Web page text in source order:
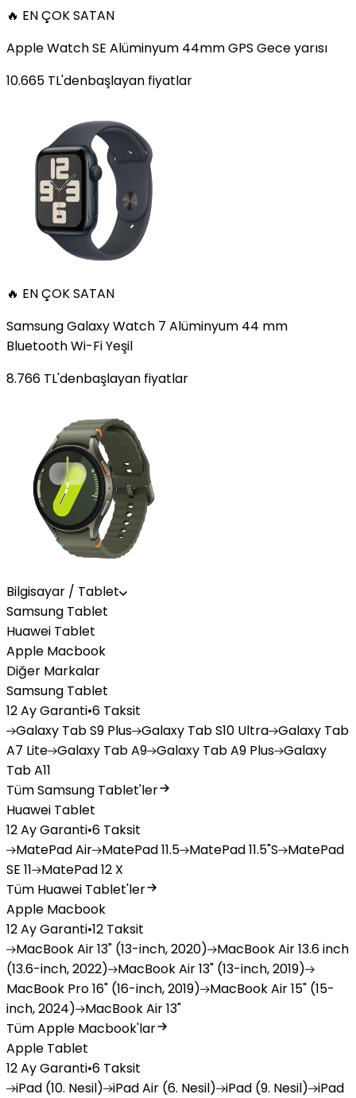
🔥 EN ÇOK SATAN
Apple Watch SE Alüminyum 44mm GPS Gece yarısı
10.665 TL'denbaşlayan fiyatlar
🔥 EN ÇOK SATAN
Samsung Galaxy Watch 7 Alüminyum 44 mm
Bluetooth Wi-Fi Yeşil
8.766 TL'denbaşlayan fiyatlar
Bilgisayar / Tablet
Samsung Tablet
Huawei Tablet
Apple Macbook
Diğer Markalar
Samsung Tablet
12 Ay Garanti•6 Taksit
Galaxy Tab S9 Plus Galaxy Tab S10 Ultra Galaxy Tab
A7 Lite Galaxy Tab A9 Galaxy Tab A9 Plus Galaxy
Tab A11
Tüm Samsung Tablet'ler
Huawei Tablet
12 Ay Garanti•6 Taksit
MatePadAir MatePad11.5 MatePad11.5"S
MatePad
SE 11
MatePad12 X
Tüm Huawei Tablet'ler
Apple Macbook
12 Ay Garanti•12 Taksit
MacBookAir 13" (13-inch, 2020) MacBookAir 13.6 inch
(13.6-inch, 2022)
MacBookAir 13" (13-inch, 2019)
MacBook Pro 16" (16-inch, 2019) MacBookAir 15" (15-
inch, 2024)
MacBookAir 13"
Tüm Apple Macbook'lar
Apple Tablet
12 Ay Garanti•6 Taksit
iPad (10. Nesil) iPadAir (6. Nesil) iPad (9. Nesil) iPad